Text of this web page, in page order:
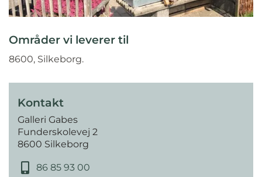
Områder vi leverer til
8600, Silkeborg.
Kontakt
Galleri Gabes
Funderskolevej 2
8600 Silkeborg
86 85 93 00